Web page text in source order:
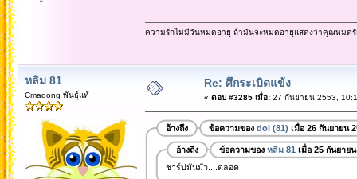
ความรักไม่มีวันหมดอายุ ถ้ามันจะหมดอายุแสดงว่าคุณหมดรั
หลิม 81
Cmadong พันธุ์แท้
Re: ศึกระเบิดแข้ง
« ตอบ #3285 เมื่อ:27 กันยายน 2553,
อ้างถึง ข้อความของ dol (81) เมื่อ 26 กันยายน
อ้างถึง ข้อความของ หลิม 81 เมื่อ 25 กันยาย
ชาร์ปมันมั่ว....ตลอด